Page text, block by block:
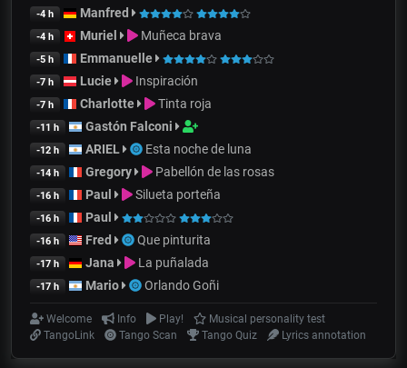
-4 h Manfred
-4 h Muriel Muñeca brava
-5 h Emmanuelle
-7 h Lucie Inspiración
-7 h Charlotte Tinta roja
-11 h Gastón Falconi
-12 h ARIEL Esta noche de luna
-14 h Gregory Pabellón de las rosas
-16 h Paul Silueta porteña
-16 h Paul
-16 h Fred Que pinturita
-17 h Jana La puñalada
-17 h Mario Orlando Goñi
Welcome Info Play!
Musical personality test
TangoLink
Tango Scan Tango Quiz Lyrics annotation